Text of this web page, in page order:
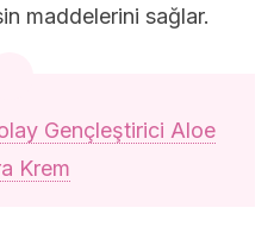
maddelerini sağlar.
Gençleştirici Aloe
Krem